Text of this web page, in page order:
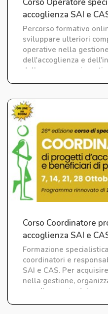
accoglienza SAI e
Percorso formativo
sviluppare ulteriori
operative nella gestione
dell'accoglienza e
delle persone migranti.
Corso Coordinatore
accoglienza SAI e
Formazione
coordinatori e
SAI e CAS. Per
nella gestione,
coordinamento dei